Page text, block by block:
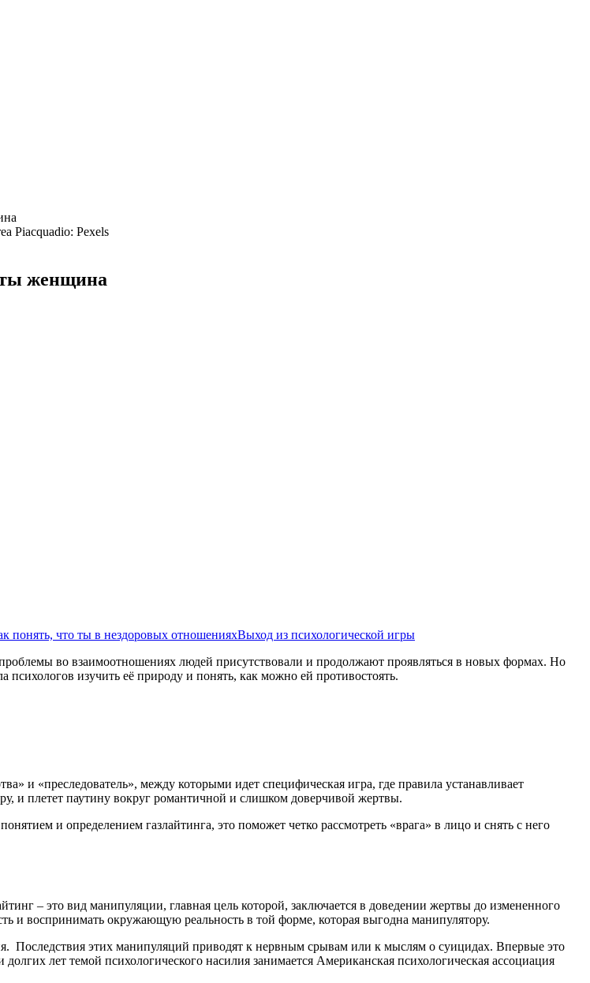
Piacquadio: Pexels
ты женщина
понять, что ты в нездоровых отношенияхВыход из психологической игры
во взаимоотношениях людей присутствовали и продолжают проявляться в новых формах. Но
психологов изучить её природу и понять, как можно ей противостоять.
и «преследователь», между которыми идет специфическая игра, где правила устанавливает
и плетет паутину вокруг романтичной и слишком доверчивой жертвы.
и определением газлайтинга, это поможет четко рассмотреть «врага» в лицо и снять с него
– это вид манипуляции, главная цель которой, заключается в доведении жертвы до измененного
и воспринимать окружающую реальность в той форме, которая выгодна манипулятору.
Последствия этих манипуляций приводят к нервным срывам или к мыслям о суицидах. Впервые это
лет темой психологического насилия занимается Американская психологическая ассоциация